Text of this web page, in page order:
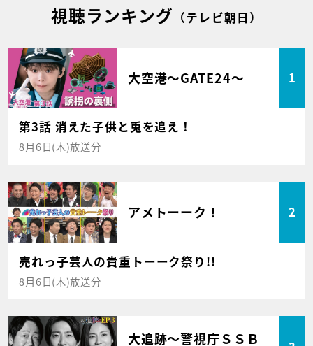
視聴ランキング （テレビ朝日）
大空港～GATE24～ 1
第3話 消えた子供と兎を追え！
8月6日(木)放送分
アメトーーク！ 2
売れっ子芸人の貴重トーーク祭り!!
8月6日(木)放送分
大追跡～警視庁ＳＳＢ